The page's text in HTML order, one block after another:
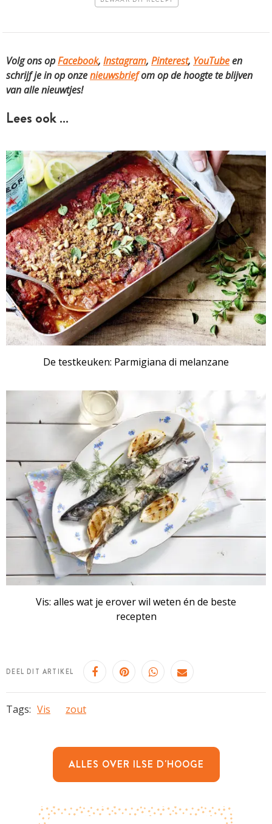
Volg ons opFacebook, Instagram, Pinterest, YouTubeen
schrijf je in op onzenieuwsbriefom op de hoogte te blijven
van alle nieuwtjes!
Lees ook …
De testkeuken: Parmigiana di melanzane
Vis: alles wat je erover wil weten én de beste
recepten
DEEL DIT ARTIKEL
Tags: Vis zout
ALLES OVER ILSE D'HOOGE